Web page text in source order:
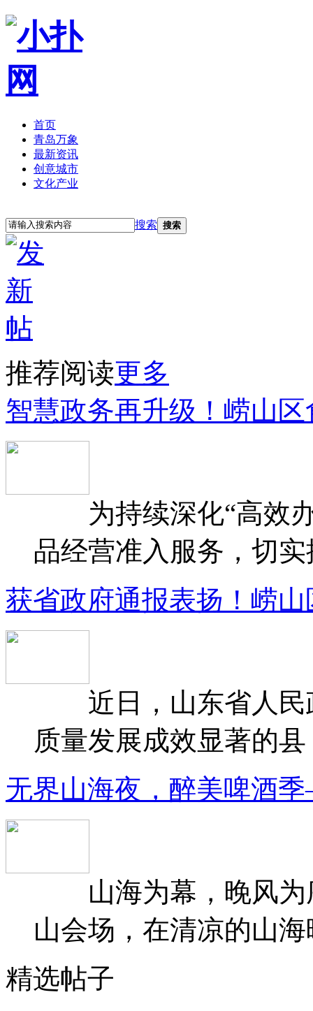
首页
青岛万象
最新资讯
创意城市
文化产业
搜索 搜索
推荐阅读更多
智慧政务再升级！崂山
为持续深化“高效办
品经营准入服务，切
获省政府通报表扬！崂
近日，山东省人民
质量发展成效显著的
无界山海夜，醉美啤酒
山海为幕，晚风为
山会场，在清凉的山
精选帖子